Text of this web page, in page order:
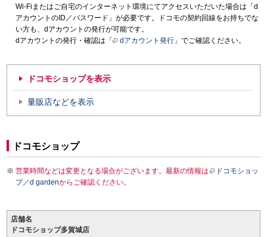
Wi-Fiまたはご自宅のインターネット環境にてアクセスいただいた場合は「d
アカウントのID／パスワード」が必要です。ドコモの契約回線をお持ちでな
い方も、dアカウントの発行が可能です。
dアカウントの発行・確認は「
dアカウント発行 」でご確認ください。
ドコモショップを表示
量販店などを表示
ドコモショップ
営業時間などは変更となる場合がございます。最新の情報は
ドコモショッ
プ／d gardenからご確認ください。
店舗名
ドコモショップ多賀城店